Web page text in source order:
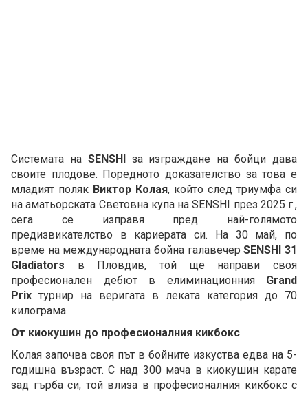
Системата на SENSHIза изграждане на бойци дава
своите плодове. Поредното доказателство за това е
младият поляк Виктор Колая, който след триумфа си
на аматьорската Световна купа на SENSHI през 2025 г.,
сега се изправя пред най-голямото
предизвикателство в кариерата си. На 30 май, по
време на международната бойна галавечерSENSHI 31
Gladiators в Пловдив, той ще направи своя
професионален дебют в елиминационния Grand
Prix турнир на веригата в леката категория до 70
килограма.
От киокушин до професионалния кикбокс
Колая започва своя път в бойните изкуства едва на 5-
годишна възраст. С над 300 мача в киокушин карате
зад гърба си, той влиза в професионалния кикбокс с